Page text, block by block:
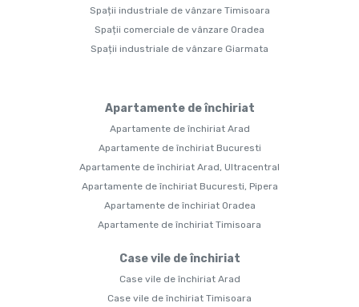
Spații industriale de vânzare Timisoara
Spații comerciale de vânzare Oradea
Spații industriale de vânzare Giarmata
Apartamente de închiriat
Apartamente de închiriat Arad
Apartamente de închiriat Bucuresti
Apartamente de închiriat Arad, Ultracentral
Apartamente de închiriat Bucuresti, Pipera
Apartamente de închiriat Oradea
Apartamente de închiriat Timisoara
Case vile de închiriat
Case vile de închiriat Arad
Case vile de închiriat Timisoara